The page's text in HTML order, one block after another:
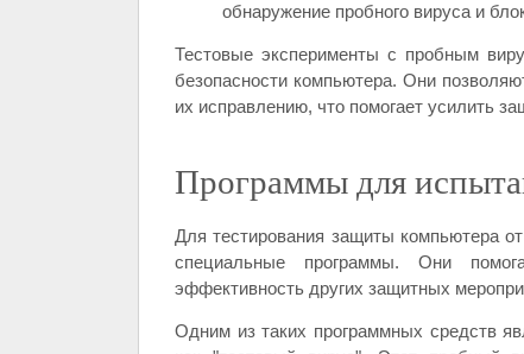
обнаружение пробного вируса и
Тестовые эксперименты с пробным
безопасности компьютера. Они
их исправлению, что помогает усилить
Программы для
Для тестирования защиты компьютера
специальные программы. Они
эффективность других защитных
Одним из таких программных средств